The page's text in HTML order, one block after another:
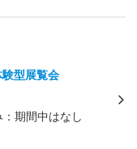
型展覧会
期間中はなし